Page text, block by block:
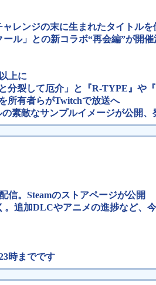
レンジの末に生まれたタイトル
ル」との新コラボ“再会編”が開催
上に
分裂して厄介」と『R-TYPE』や
所有者らがTwitchで放送へ
素敵なサンプルイメージが公開、
信。Steamのストアページが公開
。追加DLCやアニメの進捗など、
時までです